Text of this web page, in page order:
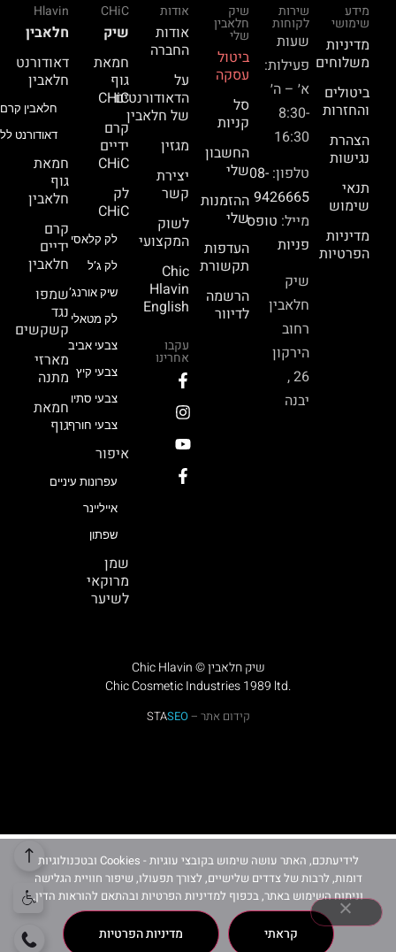
מידע
שימושי
מדיניות
משלוחים
ביטולים
והחזרות
הצהרת
נגישות
תנאי
שימוש
מדיניות
הפרטיות
שירות
לקוחות
שעות
פעילות:
א׳ – ה׳
8:30-
16:30
טלפון: 08-
9426665
מייל: טופס
פניות
שיק
חלאבין
רחוב
הירקון
26 ,
יבנה
שיק
חלאבין
שלי
ביטול
עסקה
סל
קניות
החשבון
שלי
ההזמנות
שלי
העדפות
תקשורת
הרשמה
לדיוור
אודות
אודות
החברה
על
הדאודורנטים
של חלאבין
מגזין
יצירת
קשר
לשוק
המקצועי
Chic
Hlavin
English
עקבו
אחרינו
CHiC
שיק
חמאת
גוף
CHiC
קרם
ידיים
CHiC
לק
CHiC
לק קלאסי
לק ג’ל
שיק אורנג’
לק מטאלי
צבעי אביב
צבעי קיץ
צבעי סתיו
צבעי חורף
איפור
עפרונות עיניים
אייליינר
שפתון
שמן
מרוקאי
לשיער
Hlavin
חלאבין
דאודורנט
חלאבין
חלאבין
דאודורנט
חמאת
גוף
חלאבין
קרם
ידיים
חלאבין
שמפו
נגד
קשקשים
מארזי
מתנה
חמאת
גוף
Chic Hlavin © שיק חלאבין
Chic Cosmetic Industries 1989 ltd.
קידום אתר – STASEO
לידיעתכם, האתר עושה שימוש בקובצי עוגיות - Cookies ובטכנולוגיות
דומות, לרבות של צדדים שלישיים, לצורך תפעולו, שיפור חוויית הגלישה
וניתוח השימוש באתר, בכפוף למדיניות הפרטיות ובהתאם להוראות הדין.
קראתי מדיניות הפרטיות